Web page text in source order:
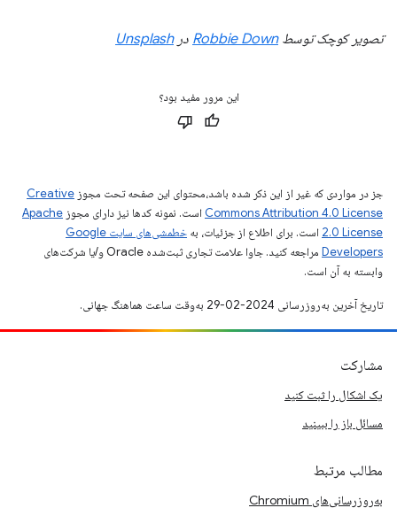
تصویر کوچک توسطRobbie Down درUnsplash
این مرور مفید بود؟
جز در مواردی که غیر از این ذکر شده باشد،‌محتوای این صفحه تحت مجوز Creative
Commons Attribution 4.0 License است. نمونه کدها نیز دارای مجوز Apache
2.0 License است. برای اطلاع از جزئیات، به
خطمشی‌های سایت Google
Developers‏
مراجعه کنید. جاوا علامت تجاری ثبت‌شده Oracle و/یا شرکت‌های
وابسته به آن است.
تاریخ آخرین به‌روزرسانی 2024-02-29 به‌وقت ساعت هماهنگ جهانی.
مشارکت
یک اشکال را ثبت کنید
مسائل باز را ببینید
مطالب مرتبط
به‌روزرسانی‌های Chromium